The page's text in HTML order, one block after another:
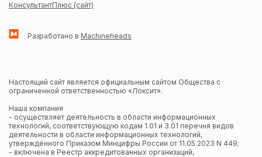
КонсультантПлюс (сайт)
Разработано в Machineheads
Настоящий сайт является официальным сайтом Общества с
ограниченной ответственностью «Локсит».
Наша компания
- осуществляет деятельность в области информационных
технологий, соответствующую кодам 1.01 и 3.01 перечня видов
деятельности в области информационных технологий,
утверждённого Приказом Минцифры России от 11.05.2023 N 449;
- включена в Реестр аккредитованных организаций,